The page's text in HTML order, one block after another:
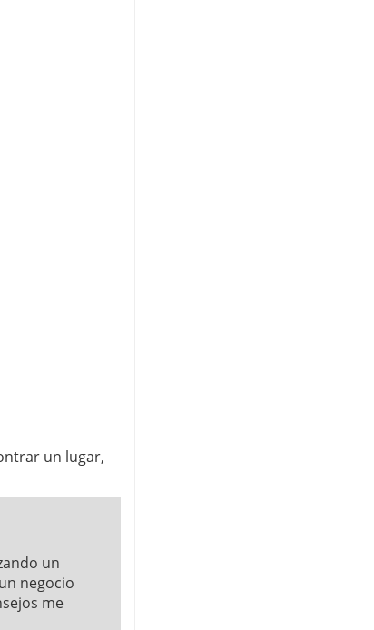
un lugar,
un
negocio
me